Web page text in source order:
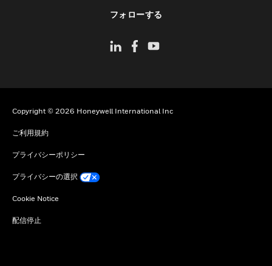
フォローする
Copyright © 2026 Honeywell International Inc
ご利用規約
プライバシーポリシー
プライバシーの選択
Cookie Notice
配信停止